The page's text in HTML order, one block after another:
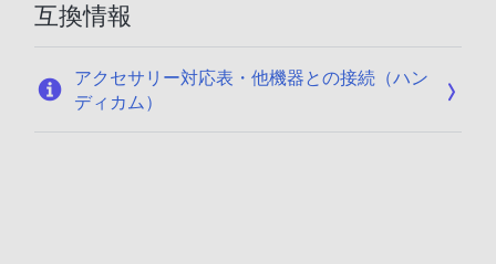
互換情報
アクセサリー対応表・他機器との接続（ハン
ディカム）